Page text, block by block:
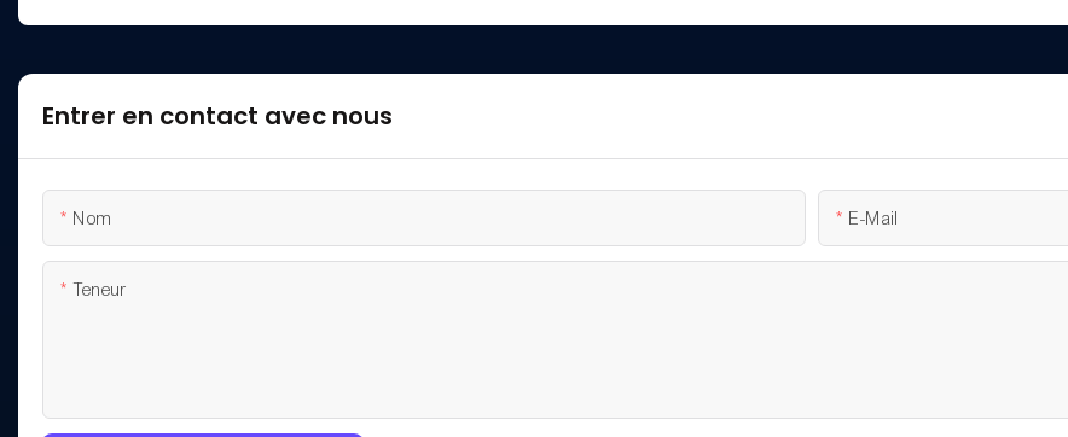
Entrer en contact avec nous
Nom E-Mail
Teneur